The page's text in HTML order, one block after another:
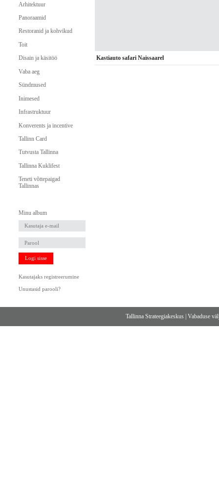
Arhitektuur
Panoraamid
Restoranid ja kohvikud
Toit
Disain ja käsitöö
Vaba aeg
Sündmused
Inimesed
Infrastruktuur
Konverents ja incentive
Tallinn Card
Tutvusta Tallinna
Tallinna Kuklifest
Teneti võttepaigad
Tallinnas
Minu album
Logi sisse
Kasutajaks registreerumine
Unustasid parooli?
Kastiauto safari Naissaarel
Tallinna Strateegiakeskus |Vabaduse